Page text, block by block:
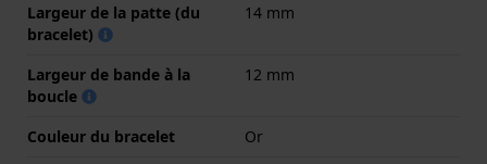
Largeur de la patte (du
bracelet)
14 mm
Largeur de bande à la
boucle
12 mm
Couleur du bracelet
Or